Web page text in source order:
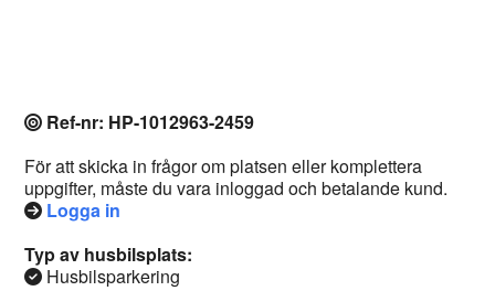
Ref-nr: HP-1012963-2459
För att skicka in frågor om platsen eller komplettera
uppgifter, måste du vara inloggad och betalande kund.
Logga in
Typ av husbilsplats:
Husbilsparkering